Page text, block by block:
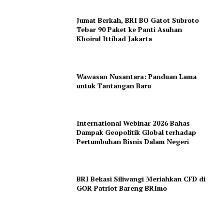
Jumat Berkah, BRI BO Gatot Subroto
Tebar 90 Paket ke Panti Asuhan
Khoirul Ittihad Jakarta
Wawasan Nusantara: Panduan Lama
untuk Tantangan Baru
International Webinar 2026 Bahas
Dampak Geopolitik Global terhadap
Pertumbuhan Bisnis Dalam Negeri
BRI Bekasi Siliwangi Meriahkan CFD di
GOR Patriot Bareng BRImo